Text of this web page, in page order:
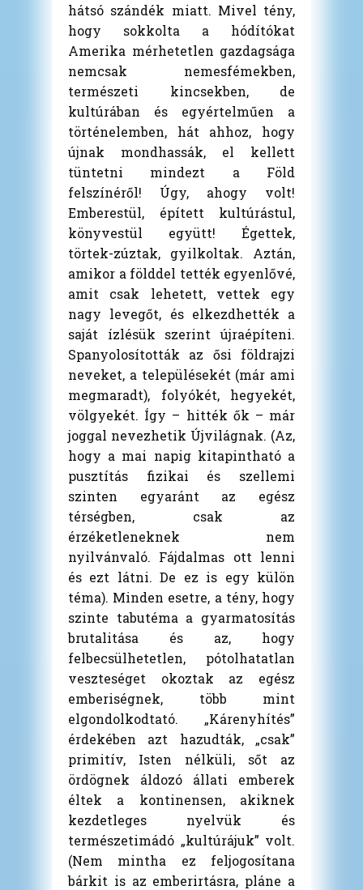
hátsó szándék miatt. Mivel tény,
hogy sokkolta a hódítókat
Amerika mérhetetlen gazdagsága
nemcsak nemesfémekben,
természeti kincsekben, de
kultúrában és egyértelműen a
történelemben, hát ahhoz, hogy
újnak mondhassák, el kellett
tüntetni mindezt a Föld
felszínéről! Úgy, ahogy volt!
Emberestül, épített kultúrástul,
könyvestül együtt! Égettek,
törtek-zúztak, gyilkoltak. Aztán,
amikor a földdel tették egyenlővé,
amit csak lehetett, vettek egy
nagy levegőt, és elkezdhették a
saját ízlésük szerint újraépíteni.
Spanyolosították az ősi földrajzi
neveket, a településekét (már ami
megmaradt), folyókét, hegyekét,
völgyekét. Így – hitték ők – már
joggal nevezhetik Újvilágnak. (Az,
hogy a mai napig kitapintható a
pusztítás fizikai és szellemi
szinten egyaránt az egész
térségben, csak az
érzéketleneknek nem
nyilvánvaló. Fájdalmas ott lenni
és ezt látni. De ez is egy külön
téma). Minden esetre, a tény, hogy
szinte tabutéma a gyarmatosítás
brutalitása és az, hogy
felbecsülhetetlen, pótolhatatlan
veszteséget okoztak az egész
emberiségnek, több mint
elgondolkodtató. „Kárenyhítés”
érdekében azt hazudták, „csak”
primitív, Isten nélküli, sőt az
ördögnek áldozó állati emberek
éltek a kontinensen, akiknek
kezdetleges nyelvük és
természetimádó „kultúrájuk” volt.
(Nem mintha ez feljogosítana
bárkit is az emberirtásra, pláne a